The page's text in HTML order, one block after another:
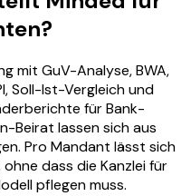
mit GuV-Analyse, BWA,
Soll-Ist-Vergleich und
für Bank-
Beirat lassen sich aus
Pro Mandant lässt sich
dass die Kanzlei für
pflegen muss.